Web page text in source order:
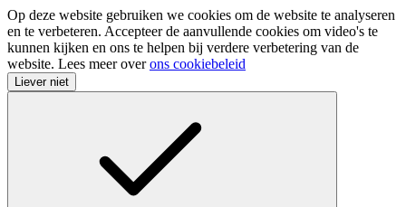
Op deze website gebruiken we cookies om de website te analyseren
en te verbeteren. Accepteer de aanvullende cookies om video's te
kunnen kijken en ons te helpen bij verdere verbetering van de
website. Lees meer overons cookiebeleid
Liever niet